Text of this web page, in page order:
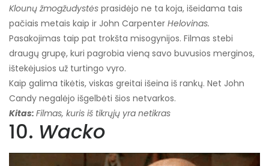
Klounų žmogžudystės prasidėjo ne ta koja, išeidama tais
pačiais metais kaip ir John Carpenter Helovinas.
Pasakojimas taip pat trokšta misogynijos. Filmas stebi
draugų grupę, kuri pagrobia vieną savo buvusios merginos,
ištekėjusios už turtingo vyro.
Kaip galima tikėtis, viskas greitai išeina iš rankų. Net John
Candy negalėjo išgelbėti šios netvarkos.
Kitas: Filmas, kuris iš tikrųjų yra netikras
10. Wacko